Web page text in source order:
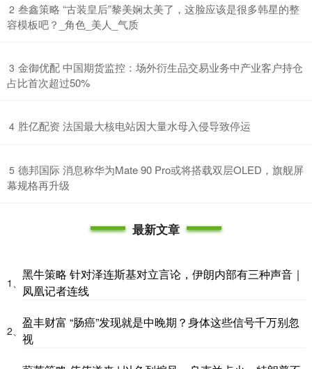
2 ​叁鑫策略 “古装皇后”黎美娴太美了，这脸应该是很多韩星的整
容模板吧？_角色_美人_气质
3 ​金御优配 中国期货监控：场外衍生品交易业务中产业客户持仓
占比首次超过50%
4 ​胜亿配资 法国最大核电站因大量水母入侵导致停运
5 ​德邦国际 消息称华为Mate 90 Pro或将搭载双层OLED，旗舰屏
幕规格再升级
最新文章
1、
黑牛策略 针对泽连斯基对立言论，伊朗内部有三种声音｜
凤凰记者连线
2、
盈丰财富 “肠癌”发现就是中晚期？身体这些信号千万别忽
视